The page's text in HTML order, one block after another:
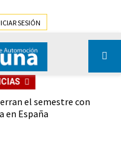
SESIÓN
el semestre con
en España